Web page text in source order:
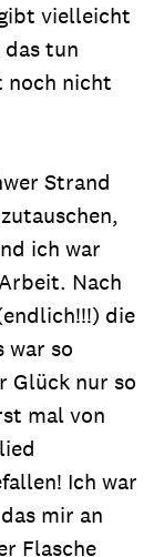
vielleicht
das tun
noch nicht
Strand
ich war
Nach
die
war so
Glück nur so
mal von
Ich war
mir an
Flasche